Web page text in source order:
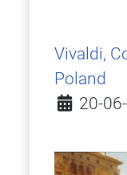
Vivaldi,
Poland
Detalles
20-